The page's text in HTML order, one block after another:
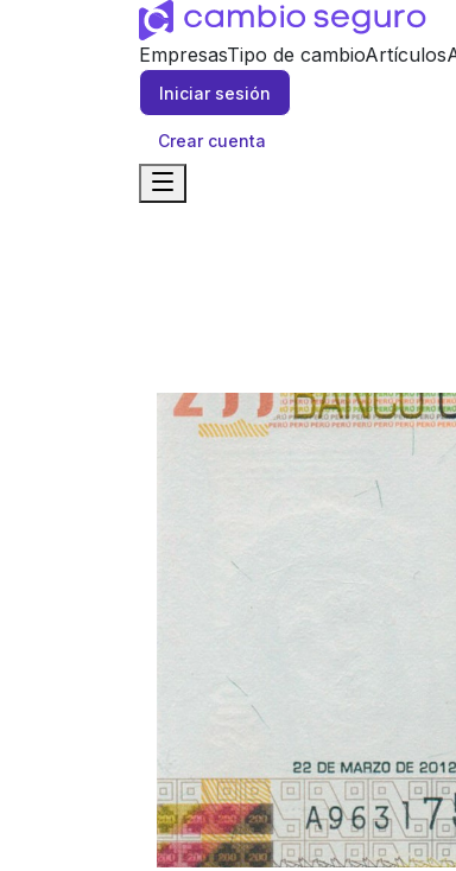
EmpresasTipo de cambioArtículos
Iniciar sesión
Crear cuenta